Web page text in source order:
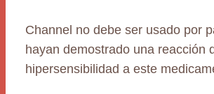
Channel no debe ser usado por
hayan demostrado una reacción
hipersensibilidad a este